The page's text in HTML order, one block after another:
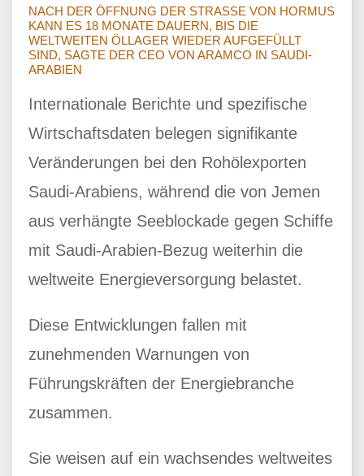
NACH DER ÖFFNUNG DER STRASSE VON HORMUS
KANN ES 18 MONATE DAUERN, BIS DIE
WELTWEITEN ÖLLAGER WIEDER AUFGEFÜLLT
SIND, SAGTE DER CEO VON ARAMCO IN SAUDI-
ARABIEN
Internationale Berichte und spezifische
Wirtschaftsdaten belegen signifikante
Veränderungen bei den Rohölexporten
Saudi-Arabiens, während die von Jemen
aus verhängte Seeblockade gegen Schiffe
mit Saudi-Arabien-Bezug weiterhin die
weltweite Energieversorgung belastet.
Diese Entwicklungen fallen mit
zunehmenden Warnungen von
Führungskräften der Energiebranche
zusammen.
Sie weisen auf ein wachsendes weltweites